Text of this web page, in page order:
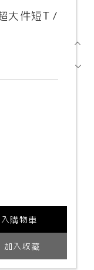
大件短T /
購物車
加入收藏